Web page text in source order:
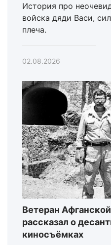
История про
войска дяди Васи,
плеча.
02.08.2026
Ветеран
рассказал о
киносъёмках